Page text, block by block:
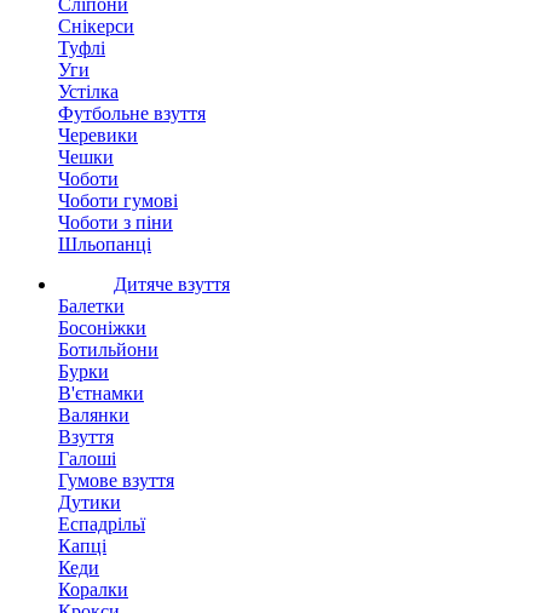
Сліпони
Снікерси
Туфлі
Уги
Устілка
Футбольне взуття
Черевики
Чешки
Чоботи
Чоботи гумові
Чоботи з піни
Шльопанці
Дитяче взуття
Балетки
Босоніжки
Ботильйони
Бурки
В'єтнамки
Валянки
Взуття
Галоші
Гумове взуття
Дутики
Еспадрільї
Капці
Кеди
Коралки